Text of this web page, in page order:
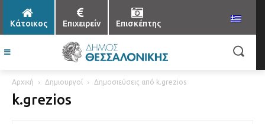
Κάτοικος Επιχειρείν Επισκέπτης
Αρχική Δημιουργοί Δημοσιεύσεις από k.grezios
k.grezios